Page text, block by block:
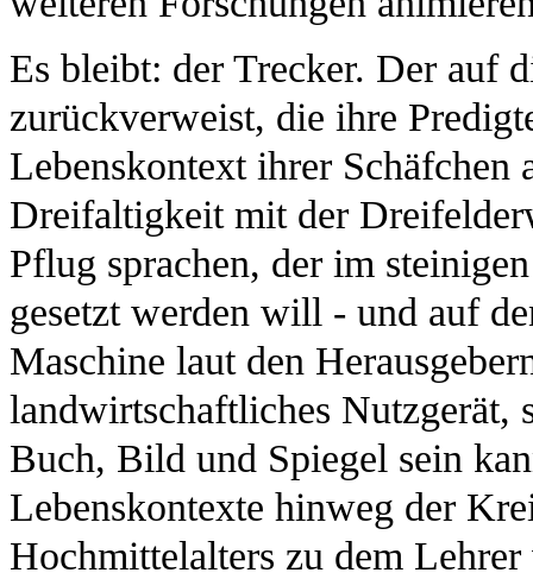
Es bleibt: der Trecker. Der auf
zurückverweist, die ihre
Lebenskontext ihrer Schäfchen
Dreifaltigkeit mit der
Pflug sprachen, der im
gesetzt werden will - und auf
Maschine laut den
landwirtschaftliches Nutzgerät,
Buch, Bild und Spiegel sein
Lebenskontexte hinweg der
Hochmittelalters zu dem